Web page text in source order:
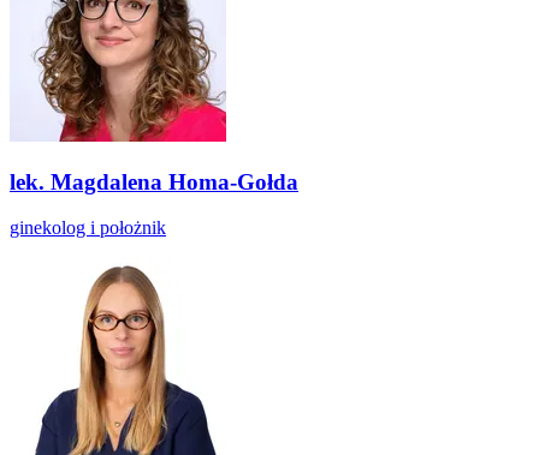
lek. Magdalena Homa-Gołda
ginekolog i położnik